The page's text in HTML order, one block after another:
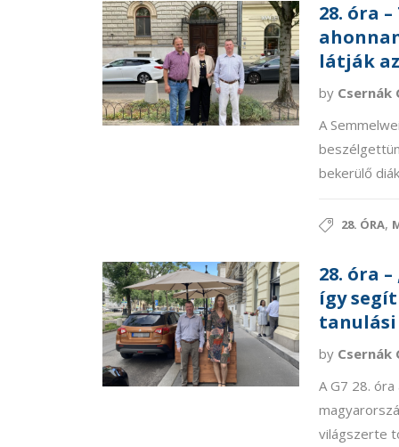
28. óra
látják
by Csernák
A
bekerülő
28. ÓRA,
28. óra
így
by Csernák
A G7 28.
világszerte